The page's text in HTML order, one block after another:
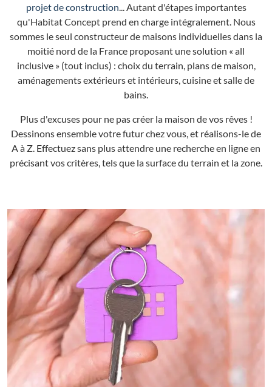
projet de construction... Autant d'étapes importantes
qu'Habitat Concept prend en charge intégralement. Nous
sommes le seul constructeur de maisons individuelles dans la
moitié nord de la France proposant une solution « all
inclusive » (tout inclus) : choix du terrain, plans de maison,
aménagements extérieurs et intérieurs, cuisine et salle de
bains.
Plus d'excuses pour ne pas créer la maison de vos rêves !
Dessinons ensemble votre futur chez vous, et réalisons-le de
A à Z. Effectuez sans plus attendre une recherche en ligne en
précisant vos critères, tels que la surface du terrain et la zone.